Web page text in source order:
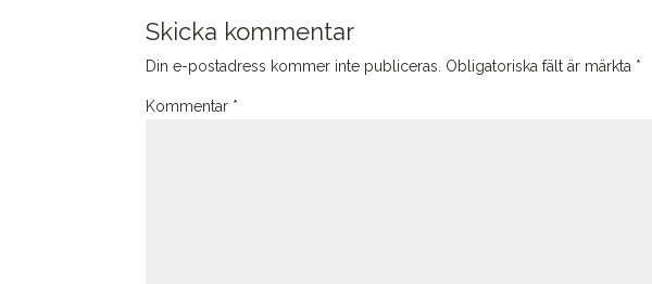
Skicka kommentar
Din e-postadress kommer inte publiceras. Obligatoriska fält är märkta *
Kommentar *